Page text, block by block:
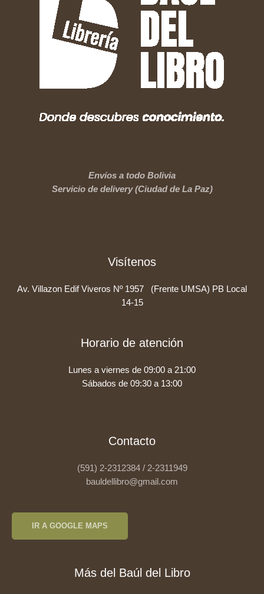
Envíos a todo Bolivia
Servicio de delivery (Ciudad de La Paz)
Visítenos
Av. Villazon Edif Viveros Nº 1957 (Frente UMSA) PB Local
14-15
Horario de atención
Lunes a viernes de 09:00 a 21:00
Sábados de 09:30 a 13:00
Contacto
(591) 2-2312384 / 2-2311949
bauldellibro@gmail.com
IR A GOOGLE MAPS
Más del Baúl del Libro